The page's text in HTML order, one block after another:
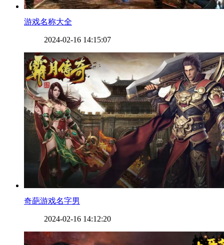
​游戏名称大全
2024-02-16 14:15:07
​奇葩游戏名字男
2024-02-16 14:12:20